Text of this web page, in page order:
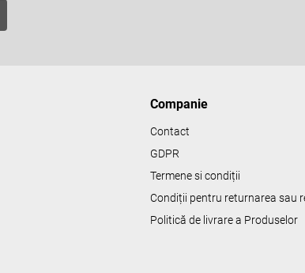
Companie
Contact
GDPR
Termene si condiții
Condiții pentru returnarea sau
Politică de livrare a Produselor